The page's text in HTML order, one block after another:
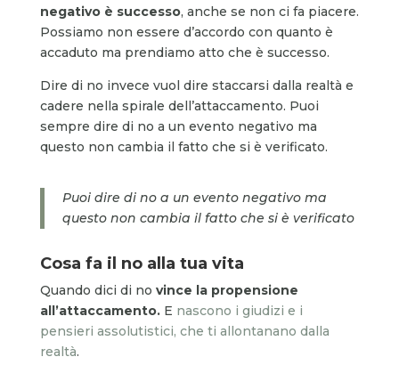
negativo è successo, anche se non ci fa piacere.
Possiamo non essere d’accordo con quanto è
accaduto ma prendiamo atto che è successo.
Dire di no invece vuol dire staccarsi dalla realtà e
cadere nella spirale dell’attaccamento. Puoi
sempre dire di no a un evento negativo ma
questo non cambia il fatto che si è verificato.
Puoi dire di no a un evento negativo ma
questo non cambia il fatto che si è verificato
Cosa fa il no alla tua vita
Quando dici di no vince la propensione
all’attaccamento. E nascono i giudizi e i
pensieri assolutistici, che ti allontanano dalla
realtà.